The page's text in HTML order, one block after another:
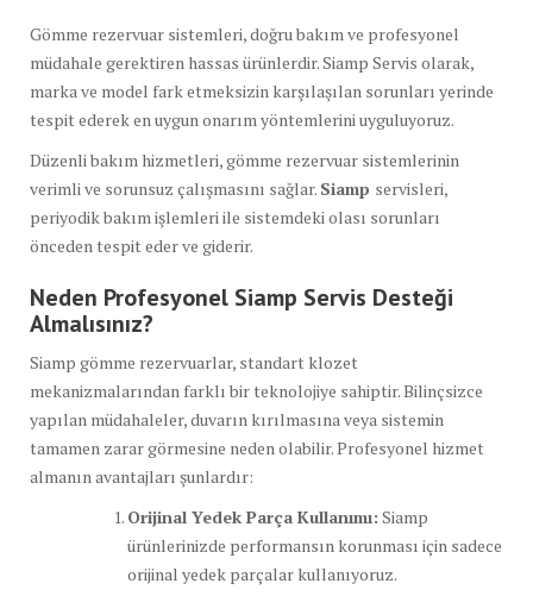
Gömme rezervuar sistemleri, doğru bakım ve profesyonel
müdahale gerektiren hassas ürünlerdir. Siamp Servis olarak,
marka ve model fark etmeksizin karşılaşılan sorunları yerinde
tespit ederek en uygun onarım yöntemlerini uyguluyoruz.
Düzenli bakım hizmetleri, gömme rezervuar sistemlerinin
verimli ve sorunsuz çalışmasını sağlar. Siamp servisleri,
periyodik bakım işlemleri ile sistemdeki olası sorunları
önceden tespit eder ve giderir.
Neden Profesyonel Siamp Servis Desteği
Almalısınız?
Siamp gömme rezervuarlar, standart klozet
mekanizmalarından farklı bir teknolojiye sahiptir. Bilinçsizce
yapılan müdahaleler, duvarın kırılmasına veya sistemin
tamamen zarar görmesine neden olabilir. Profesyonel hizmet
almanın avantajları şunlardır:
Orijinal Yedek Parça Kullanımı: Siamp
ürünlerinizde performansın korunması için sadece
orijinal yedek parçalar kullanıyoruz.